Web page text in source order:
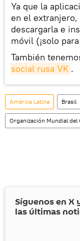
Ya que la
en el extranjero,
descargarla e
móvil (¡solo
También
social rusa VK .
América Latina Brasil
Organización Mundial del
Síguenos en X
las últimas